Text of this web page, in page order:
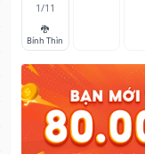
1/11
🐉
Bính Thìn